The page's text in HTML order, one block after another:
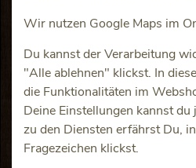
Wir nutzen Google Maps im
Du kannst der Verarbeitung
"Alle ablehnen" klickst. In
die Funktionalitäten im
Deine Einstellungen kannst du
zu den Diensten erfährst Du,
Fragezeichen klickst.
Rinderhack, Paprika,